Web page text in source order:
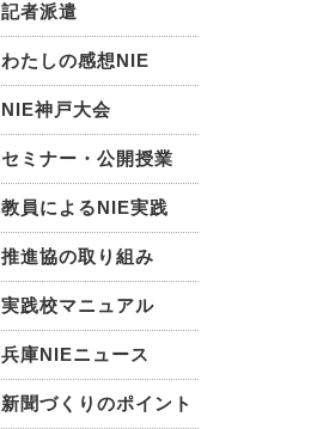
記者派遣
わたしの感想NIE
NIE神戸大会
セミナー・公開授業
教員によるNIE実践
推進協の取り組み
実践校マニュアル
兵庫NIEニュース
新聞づくりのポイント